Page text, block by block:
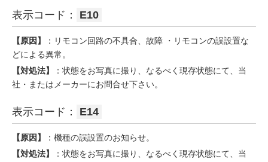
表示コード： E10
【原因】
：リモコン回路の不具合、故障 ・リモコンの誤設置な
どによる異常。
【対処法】
：状態をお写真に撮り、なるべく現存状態にて、当
社・またはメーカーにお問合せ下さい。
表示コード： E14
【原因】
：機種の誤設置のお知らせ。
【対処法】
：状態をお写真に撮り、なるべく現存状態にて、当